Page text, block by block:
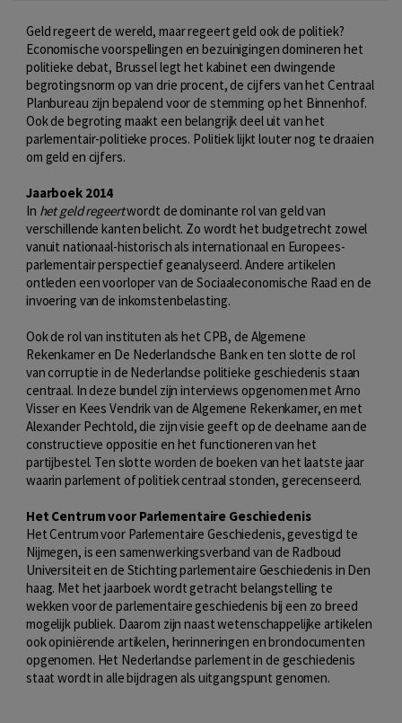
Geld regeert de wereld, maar regeert geld ook de politiek?
Economische voorspellingen en bezuinigingen domineren het
politieke debat, Brussel legt het kabinet een dwingende
begrotingsnorm op van drie procent, de cijfers van het Centraal
Planbureau zijn bepalend voor de stemming op het Binnenhof.
Ook de begroting maakt een belangrijk deel uit van het
parlementair-politieke proces. Politiek lijkt louter nog te draaien
om geld en cijfers.
Jaarboek 2014
In het geld regeertwordt de dominante rol van geld van
verschillende kanten belicht. Zo wordt het budgetrecht zowel
vanuit nationaal-historisch als internationaal en Europees-
parlementair perspectief geanalyseerd. Andere artikelen
ontleden een voorloper van de Sociaaleconomische Raad en de
invoering van de inkomstenbelasting.
Ook de rol van instituten als het CPB, de Algemene
Rekenkamer en De Nederlandsche Bank en ten slotte de rol
van corruptie in de Nederlandse politieke geschiedenis staan
centraal. In deze bundel zijn interviews opgenomen met Arno
Visser en Kees Vendrik van de Algemene Rekenkamer, en met
Alexander Pechtold, die zijn visie geeft op de deelname aan de
constructieve oppositie en het functioneren van het
partijbestel. Ten slotte worden de boeken van het laatste jaar
waarin parlement of politiek centraal stonden, gerecenseerd.
Het Centrum voor Parlementaire Geschiedenis
Het Centrum voor Parlementaire Geschiedenis, gevestigd te
Nijmegen, is een samenwerkingsverband van de Radboud
Universiteit en de Stichting parlementaire Geschiedenis in Den
haag. Met het jaarboek wordt getracht belangstelling te
wekken voor de parlementaire geschiedenis bij een zo breed
mogelijk publiek. Daarom zijn naast wetenschappelijke artikelen
ook opiniërende artikelen, herinneringen en brondocumenten
opgenomen. Het Nederlandse parlement in de geschiedenis
staat wordt in alle bijdragen als uitgangspunt genomen.